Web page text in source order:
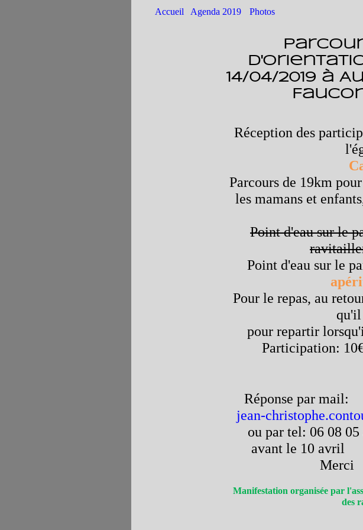
Accueil Agenda 2019 Photos
14/04/2019 à
Réception des
Parcours de 19km
les mamans et
Point d'eau sur le
Point d'eau sur le
Pour le repas, au
qu'il
pour repartir
Participation:
Réponse
jean-
ou par tel: 06 08
avant le
Merci
Manifestation organisée par
des